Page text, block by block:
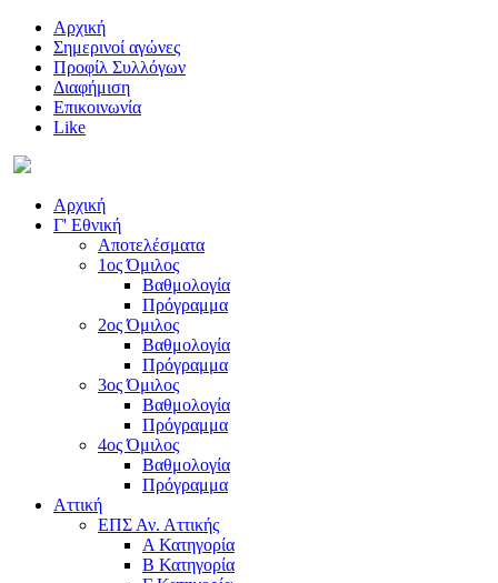
Αρχική
Σημερινοί αγώνες
Προφίλ Συλλόγων
Διαφήμιση
Επικοινωνία
Like
Αρχική
Γ' Εθνική
Αποτελέσματα
1ος Όμιλος
Βαθμολογία
Πρόγραμμα
2ος Όμιλος
Βαθμολογία
Πρόγραμμα
3ος Όμιλος
Βαθμολογία
Πρόγραμμα
4ος Όμιλος
Βαθμολογία
Πρόγραμμα
Αττική
ΕΠΣ Αν. Αττικής
Α Κατηγορία
Β Κατηγορία